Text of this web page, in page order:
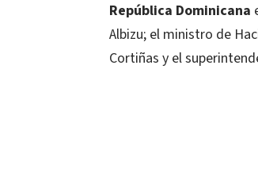
República Dominicana
Albizu; el ministro de
Cortiñas y el